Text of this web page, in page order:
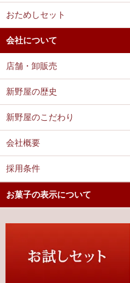
おためしセット
会社について
店舗・卸販売
新野屋の歴史
新野屋のこだわり
会社概要
採用条件
お菓子の表示について